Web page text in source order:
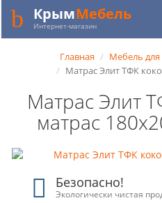
КрымМебель
Интернет-магазин
Главная Мебель для
Матрас Элит ТФК
Матрас Элит
матрас
Безопасно!
Экологически чистая